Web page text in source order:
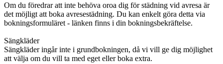
Om du föredrar att inte behöva oroa dig för städning vid avresa är
det möjligt att boka avresestädning. Du kan enkelt göra detta via
bokningsformuläret - länken finns i din bokningsbekräftelse.
Sängkläder
Sängkläder ingår inte i grundbokningen, då vi vill ge dig möjlighet
att välja om du vill ta med eget eller boka extra.